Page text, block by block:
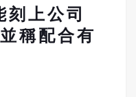
刻上公司
稱配合有